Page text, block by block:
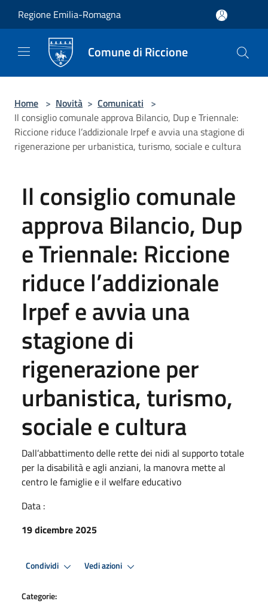
Regione Emilia-Romagna
Comune di Riccione
Home > Novità > Comunicati >
Il consiglio comunale approva Bilancio, Dup e Triennale:
Riccione riduce l’addizionale Irpef e avvia una stagione di
rigenerazione per urbanistica, turismo, sociale e cultura
Il consiglio comunale
approva Bilancio, Dup
e Triennale: Riccione
riduce l’addizionale
Irpef e avvia una
stagione di
rigenerazione per
urbanistica, turismo,
sociale e cultura
Dall’abbattimento delle rette dei nidi al supporto totale
per la disabilità e agli anziani, la manovra mette al
centro le famiglie e il welfare educativo
Data :
19 dicembre 2025
Condividi Vedi azioni
Categorie: